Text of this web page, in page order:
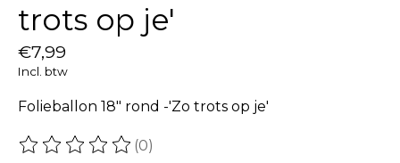
trots op je'
€7,99
Incl. btw
Folieballon 18″ rond -'Zo trots op je'
De beoordeling van dit product is
(0)